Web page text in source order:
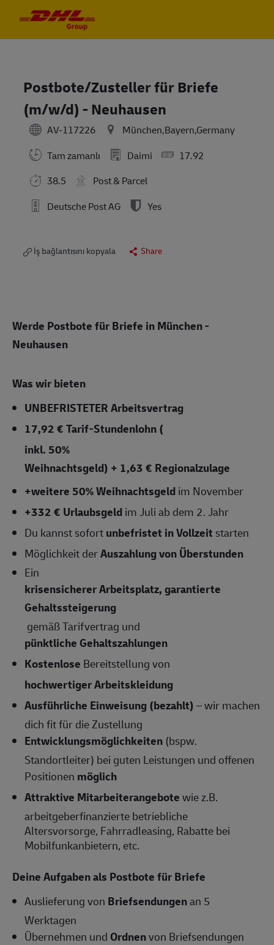
Postbote/Zusteller für Briefe
(m/w/d) - Neuhausen
AV-117226
München,Bayern,Germany
Tam zamanlı
Daimi
17.92
38.5
Post & Parcel
Deutsche Post AG
Yes
İş bağlantısını kopyala Share
Werde Postbote für Briefe in München -
Neuhausen
Was wir bieten
UNBEFRISTETERArbeitsvertrag
17,92 € Tarif-Stundenlohn (
inkl. 50%
Weihnachtsgeld) + 1,63 € Regionalzulage
+weitere 50% Weihnachtsgeldim November
+332 € Urlaubsgeldim Juli ab dem 2. Jahr
Du kannst sofortunbefristet in Vollzeit starten
Möglichkeit derAuszahlung von Überstunden
Ein
krisensicherer Arbeitsplatz, garantierte
Gehaltssteigerung
gemäß Tarifvertrag und
pünktliche Gehaltszahlungen
Kostenlose Bereitstellung von
hochwertiger Arbeitskleidung
Ausführliche Einweisung (bezahlt)– wir machen
dich fit für die Zustellung
Entwicklungsmöglichkeiten (bspw.
Standortleiter) bei guten Leistungen und offenen
Positionen möglich
Attraktive Mitarbeiterangebotewie z.B.
arbeitgeberfinanzierte betriebliche
Altersvorsorge, Fahrradleasing, Rabatte bei
Mobilfunkanbietern, etc.
Deine Aufgaben als Postbote für Briefe
Auslieferung von Briefsendungenan 5
Werktagen
Übernehmen und Ordnenvon Briefsendungen